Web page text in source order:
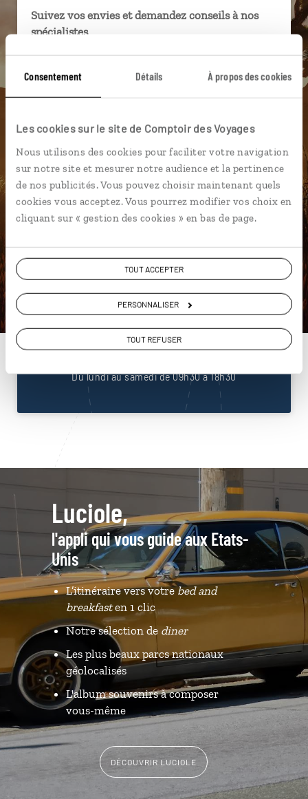
Consentement Détails À propos des cookies
Les cookies sur le site de Comptoir des Voyages
Nous utilisons des cookies pour faciliter votre navigation
sur notre site et mesurer notre audience et la pertinence
de nos publicités. Vous pouvez choisir maintenant quels
cookies vous acceptez. Vous pourrez modifier vos choix en
cliquant sur « gestion des cookies » en bas de page.
TOUT ACCEPTER
PERSONNALISER
TOUT REFUSER
Suivez vos envies et demandez conseils à nos
spécialistes
près de vos envies et de la réalité du pays.
Échangez en face à face ou depuis nos studios
téléphone.
Vous gardez le même interlocuteur avant,
pendant et après votre voyage.
DEMANDER UN DEVIS
ou
Construisez votre voyage avec un spécialiste Etats-
Unis
01 85 08 23 53
Du lundi au samedi de 09h30 à 18h30
Luciole,
l'appli qui vous guide aux Etats-
Unis
L’itinéraire vers votrebed and
breakfasten 1 clic
Notre sélection de diner
Les plus beaux parcs nationaux
géolocalisés
L'album souvenirs à composer
vous-même
DÉCOUVRIR LUCIOLE